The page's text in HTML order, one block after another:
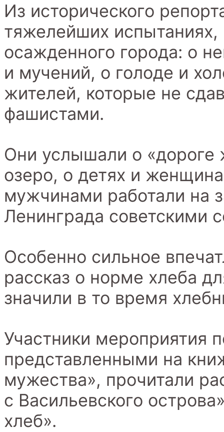
Из исторического
тяжелейших
осажденного города: о
и мучений, о голоде и
жителей, которые не
фашистами.
Они услышали о «дороге
озеро, о детях и
мужчинами работали на
Ленинграда советскими
Особенно сильное
рассказ о норме хлеба
значили в то время
Участники мероприятия
представленными на
мужества», прочитали
с Васильевского
хлеб».